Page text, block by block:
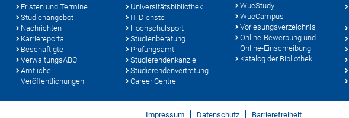
Fristen und Termine
Studienangebot
Nachrichten
Karriereportal
Beschäftigte
VerwaltungsABC
Amtliche
Veröffentlichungen
Universitätsbibliothek
IT-Dienste
Hochschulsport
Studienberatung
Prüfungsamt
Studierendenkanzlei
Studierendenvertretung
Career Centre
WueStudy
WueCampus
Vorlesungsverzeichnis
Online-Bewerbung und
Online-Einschreibung
Katalog der Bibliothek
Impressum Datenschutz Barrierefreiheit